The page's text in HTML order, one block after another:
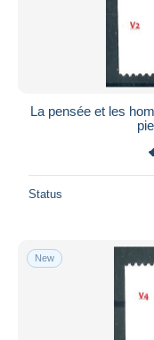
La pensée et les
Status
New